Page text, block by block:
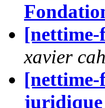
xavier
[nettime-
juridique